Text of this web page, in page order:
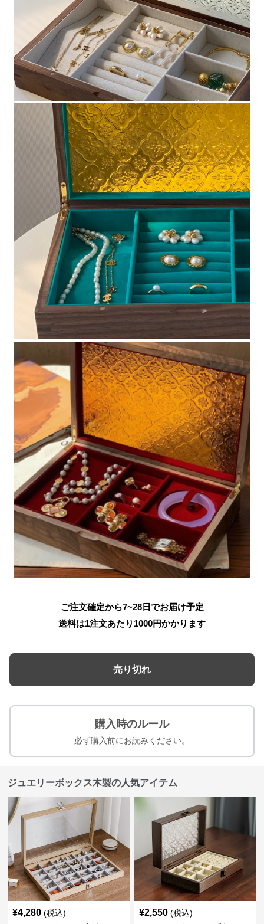
ご注文確定から7~28日でお届け予定
送料は1注文あたり 1000円かかります
売り切れ
購入時のルール
必ず購入前にお読みください。
ジュエリーボックス木製の人気アイテム
¥4,280 (税込) ¥2,550 (税込)